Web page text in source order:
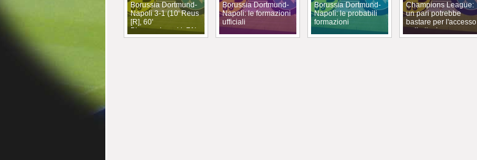
Borussia Dortmund-
Napoli 3-1 (10' Reus
[R], 60'
Błaszczykowski, 71'
Insigne, 78'
Borussia Dortmund-
Napoli: le formazioni
ufficiali
Borussia Dortmund-
Napoli: le probabili
formazioni
Champions League:
un pari potrebbe
bastare per l'accesso
agli ottavi